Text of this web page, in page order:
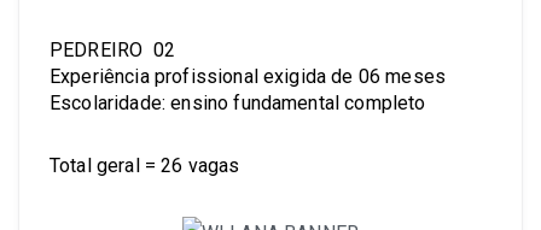
PEDREIRO 02
Experiência profissional exigida de 06 meses
Escolaridade: ensino fundamental completo
Total geral = 26 vagas